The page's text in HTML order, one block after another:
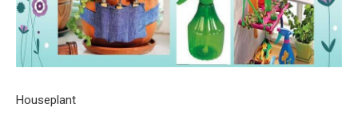
Houseplant